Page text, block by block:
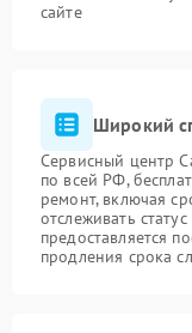
сайте
Широкий
Сервисный центр
по всей РФ,
ремонт, включая
отслеживать
предоставляется
продления срока